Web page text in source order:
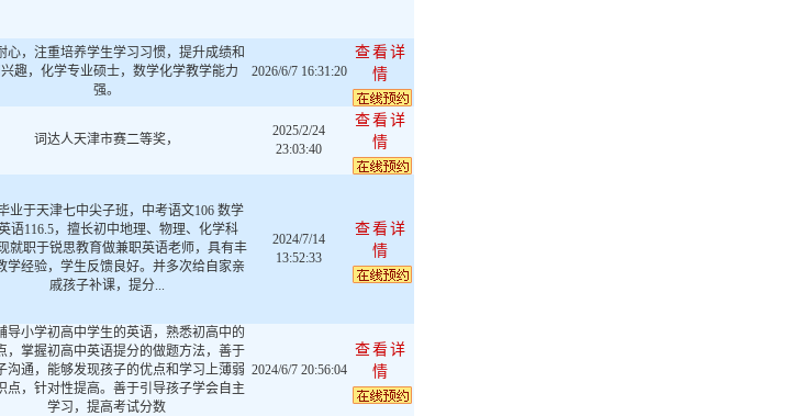
心，注重培养学生学习习惯，提升成绩和
趣，化学专业硕士，数学化学教学能力
强。
2026/6/7 16:31:20
查看详
情
词达人天津市赛二等奖，
2025/2/24
23:03:40
查看详
情
业于天津七中尖子班，中考语文106 数学
语116.5，擅长初中地理、物理、化学科
就职于锐思教育做兼职英语老师，具有丰
学经验，学生反馈良好。并多次给自家亲
戚孩子补课，提分...
2024/7/14
13:52:33
查看详
情
导小学初高中学生的英语，熟悉初高中的
，掌握初高中英语提分的做题方法，善于
沟通，能够发现孩子的优点和学习上薄弱
点，针对性提高。善于引导孩子学会自主
学习，提高考试分数
2024/6/7 20:56:04
查看详
情